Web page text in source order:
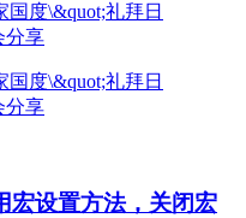
宏设置方法，关闭宏